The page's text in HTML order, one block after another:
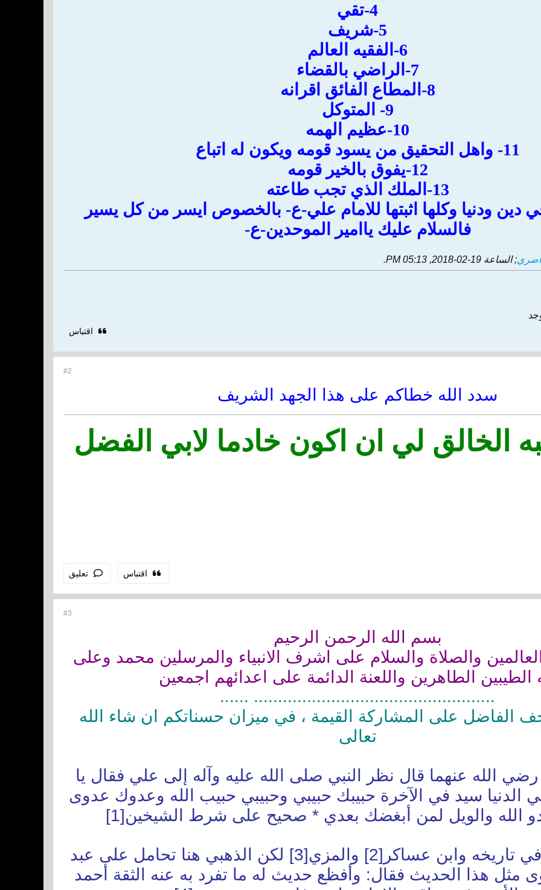
4-تقي
5-شريف
6-الفقيه العالم
7-الراضي بالقضاء
8-المطاع الفائق اقرانه
9- المتوكل
10-عظيم الهمه
11- واهل التحقيق من يسود قومه ويكون له اتباع
12-يفوق بالخير قومه
13-الملك الذي تجب طاعته
فالسلام عليك ياامير الموحدين-ع-
; الساعة 19-02-2018, 05:13 PM
.
اقتباس
#2
سدد الله خطاكم على هذا الجهد الشريف
الخالق لي ان اكون خادما لابي الفضل
اقتباس تعليق
#3
بسم الله الرحمن الرحيم
والصلاة والسلام على اشرف الانبياء والمرسلين محمد وعلى
الطيبين الطاهرين واللعنة الدائمة على اعدائهم اجمعين
.................................................. ......
الفاضل على المشاركة القيمة ، في ميزان حسناتكم ان شاء الله
تعالى
الله عنهما قال نظر النبي صلى الله عليه وآله إلى علي فقال يا
سيد في الآخرة حبيبك حبيبي وحبيبي حبيب الله وعدوك عدوى
الله والويل لمن أبغضك بعدي * صحيح على شرط الشيخين[1]
في تاريخه وابن عساكر [2] والمزي[3]
لكن الذهبي هنا تحامل على عبد
مثل هذا الحديث فقال: وأفظع حديث له ما تفرد به عنه الثقة أحمد